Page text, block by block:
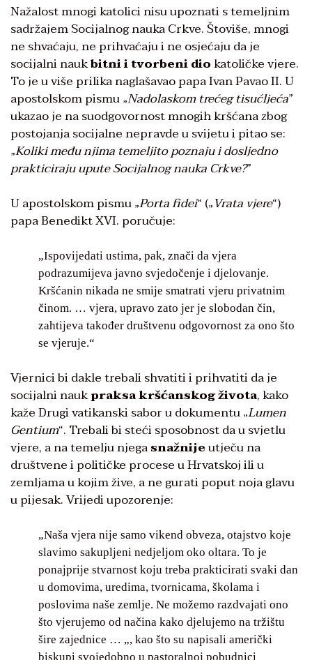
Nažalost mnogi katolici nisu upoznati s temeljnim
sadržajem Socijalnog nauka Crkve. Štoviše, mnogi
ne shvaćaju, ne prihvaćaju i ne osjećaju da je
socijalni naukbitni i tvorbeni diokatoličke vjere.
To je u više prilika naglašavao papa Ivan Pavao II. U
apostolskom pismu „Nadolaskom trećeg tisućljeća”
ukazao je na suodgovornost mnogih kršćana zbog
postojanja socijalne nepravde u svijetu i pitao se:
„Koliki među njima temeljito poznaju i dosljedno
prakticiraju upute Socijalnog nauka Crkve?”
U apostolskom pismu „Porta fidei“ („Vrata vjere“)
papa Benedikt XVI. poručuje:
„Ispovijedati ustima, pak, znači da vjera
podrazumijeva javno svjedočenje i djelovanje.
Kršćanin nikada ne smije smatrati vjeru privatnim
činom. … vjera, upravo zato jer je slobodan čin,
zahtijeva također društvenu odgovornost za ono što
se vjeruje.“
Vjernici bi dakle trebali shvatiti i prihvatiti da je
socijalni naukpraksa kršćanskog života, kako
kaže Drugi vatikanski sabor u dokumentu „Lumen
Gentium“. Trebali bi steći sposobnost da u svjetlu
vjere, a na temelju njegasnažnijeutječu na
društvene i političke procese u Hrvatskoj ili u
zemljama u kojim žive, a ne gurati poput noja glavu
u pijesak. Vrijedi upozorenje:
„Naša vjera nije samo vikend obveza, otajstvo koje
slavimo sakupljeni nedjeljom oko oltara. To je
ponajprije stvarnost koju treba prakticirati svaki dan
u domovima, uredima, tvornicama, školama i
poslovima naše zemlje. Ne možemo razdvajati ono
što vjerujemo od načina kako djelujemo na tržištu
šire zajednice … „, kao što su napisali američki
biskupi svojedobno u pastoralnoj pobudnici